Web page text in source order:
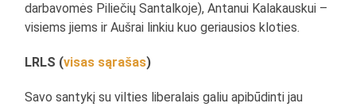
darbavomės Piliečių Santalkoje), Antanui Kalakauskui –
visiems jiems ir Aušrai linkiu kuo geriausios kloties.
LRLS (visas sąrašas)
Savo santykį su vilties liberalais galiu apibūdinti jau